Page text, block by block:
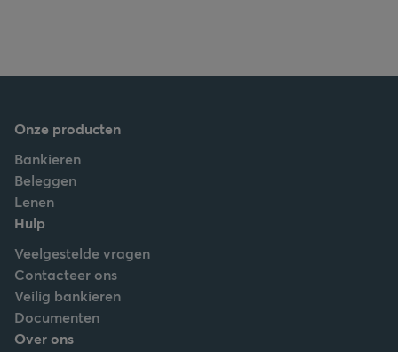
Onze producten
Bankieren
Beleggen
Lenen
Hulp
Veelgestelde vragen
Contacteer ons
Veilig bankieren
Documenten
Over ons